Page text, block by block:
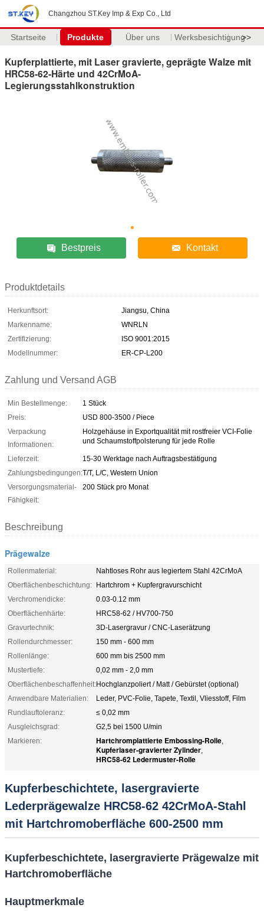
Changzhou ST.Key Imp & Exp Co., Ltd
Startseite Produkte Über uns Werksbesichtigung>>
Kupferplattierte, mit Laser gravierte, geprägte Walze mit
HRC58-62-Härte und 42CrMoA-
Legierungsstahlkonstruktion
Bestpreis Kontakt
Produktdetails
Herkunftsort:
Jiangsu, China
Markenname:
WNRLN
Zertifizierung:
ISO 9001:2015
Modellnummer:
ER-CP-L200
Zahlung und Versand AGB
Min Bestellmenge:
1 Stück
Preis:
USD 800-3500 / Piece
Verpackung
Informationen:
Holzgehäuse in Exportqualität mit rostfreier VCI-Folie
und Schaumstoffpolsterung für jede Rolle
Lieferzeit:
15-30 Werktage nach Auftragsbestätigung
Zahlungsbedingungen:T/T, L/C, Western Union
Versorgungsmaterial-
Fähigkeit:
200 Stück pro Monat
Beschreibung
Prägewalze
Rollenmaterial:
Nahtloses Rohr aus legiertem Stahl 42CrMoA
Oberflächenbeschichtung: Hartchrom + Kupfergravurschicht
Verchromendicke:
0.03-0.12 mm
Oberflächenhärte:
HRC58-62 / HV700-750
Gravurtechnik:
3D-Lasergravur / CNC-Laserätzung
Rollendurchmesser:
150 mm - 600 mm
Rollenlänge:
600 mm bis 2500 mm
Mustertiefe:
0,02 mm - 2,0 mm
Oberflächenbeschaffenheit:Hochglanzpoliert / Matt / Gebürstet (optional)
Anwendbare Materialien:
Leder, PVC-Folie, Tapete, Textil, Vliesstoff, Film
Rundlauftoleranz:
≤ 0,02 mm
Ausgleichsgrad:
G2,5 bei 1500 U/min
Markieren:
Hartchromplattierte Embossing-Rolle,
Kupferlaser-gravierter Zylinder,
HRC58-62 Ledermuster-Rolle
Kupferbeschichtete, lasergravierte
Lederprägewalze HRC58-62 42CrMoA-Stahl
mit Hartchromoberfläche 600-2500 mm
Kupferbeschichtete, lasergravierte Prägewalze mit
Hartchromoberfläche
Hauptmerkmale